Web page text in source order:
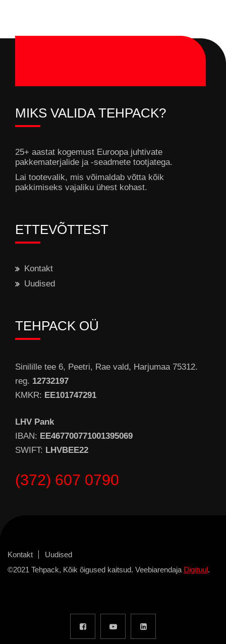
MIKS VALIDA TEHPACK?
25+ aastat kogemust Euroopa juhtivate
pakkematerjalide ja -seadmete tootjatega.
Lai tootevalik, mis võimaldab võtta kõik
pakkimiseks vajaliku ühest kohast.
ETTEVÕTTEST
Kontakt
Uudised
TEHPACK OÜ
Sinilille tee 6, Peetri, Rae vald, Harjumaa 75312.
reg. 12732197
KMKR: EE101747291
LHV Pank
IBAN: EE467700771001395069
SWIFT: LHVBEE22
(372) 607 0790
Kontakt
Uudised
©2021 Tehpack, Kõik õigused kaitsud. Veebiarendaja Digituul.